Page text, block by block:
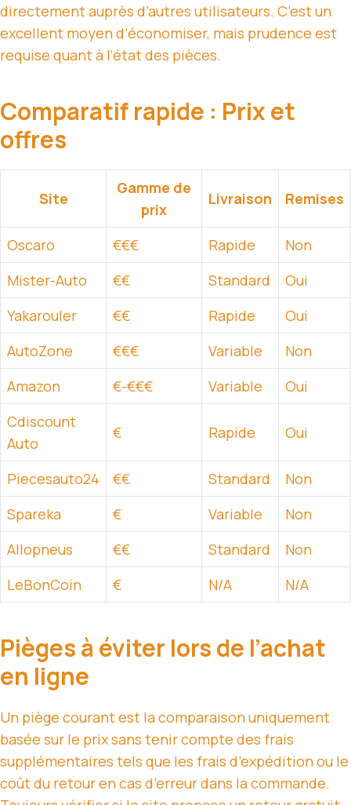
directement auprès d’autres utilisateurs. C’est un
excellent moyen d’économiser, mais prudence est
requise quant à l’état des pièces.
Comparatif rapide : Prix et
offres
Site
Gamme de
prix
Livraison Remises
Oscaro €€€ Rapide
Non
Mister-Auto
€€ Standard
Oui
Yakarouler
€€ Rapide
Oui
AutoZone
€€€ Variable
Non
Amazon
€-€€€ Variable
Oui
Cdiscount
Auto
€ Rapide Oui
Piecesauto24 €€ Standard
Non
Spareka
€ Variable
Non
Allopneus
€€ Standard
Non
LeBonCoin
€ N/A N/A
Pièges à éviter lors de l’achat
en ligne
Un piège courant est la comparaison uniquement
basée sur le prix sans tenir compte des frais
supplémentaires tels que les frais d’expédition ou le
coût du retour en cas d’erreur dans la commande.